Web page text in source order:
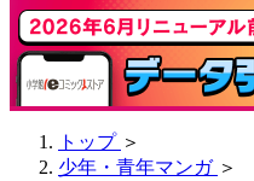
トップ ＞
少年・青年マンガ ＞